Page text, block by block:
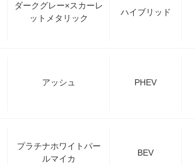
ダークグレー×スカーレ
ットメタリック
ハイブリッド
アッシュ PHEV
プラチナホワイトパー
ルマイカ
BEV